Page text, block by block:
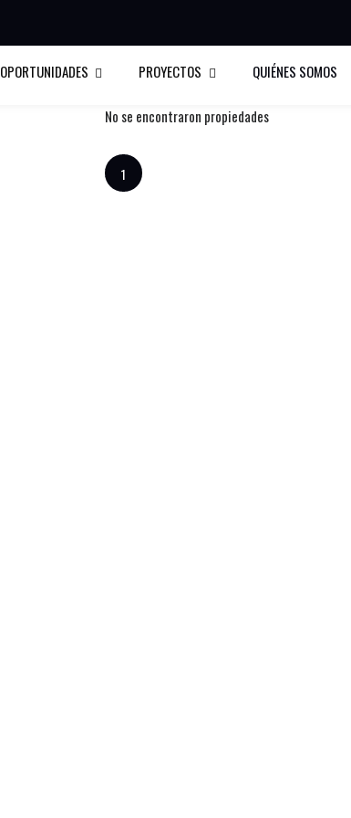
OPORTUNIDADES PROYECTOS QUIÉNES SOMOS
Ordenar por: Mayor precio
No se encontraron propiedades
1